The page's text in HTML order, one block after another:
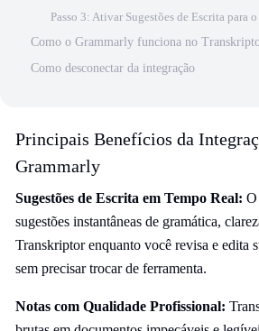
Passo 3: Ativar Sugestões de Escrita para
Como o Grammarly funciona no
Como desconectar da integração
Principais Benefícios da
Grammarly
Sugestões de Escrita em Tempo Real: O
sugestões instantâneas de gramática,
Transkriptor enquanto você revisa e edita
sem precisar trocar de ferramenta.
Notas com Qualidade Profissional: